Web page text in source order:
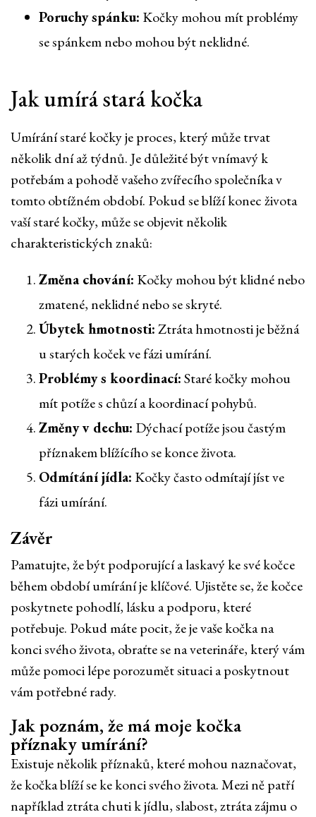
Poruchy spánku: Kočky mohou mít problémy
se spánkem nebo mohou být neklidné.
Jak umírá stará kočka
Umírání staré kočky je proces, který může trvat
několik dní až týdnů. Je důležité být vnímavý k
potřebám a pohodě vašeho zvířecího společníka v
tomto obtížném období. Pokud se blíží konec života
vaší staré kočky, může se objevit několik
charakteristických znaků:
Změna chování: Kočky mohou být klidné nebo
zmatené, neklidné nebo se skryté.
Úbytek hmotnosti:Ztráta hmotnosti je běžná
u starých koček ve fázi umírání.
Problémy s koordinací:Staré kočky mohou
mít potíže s chůzí a koordinací pohybů.
Změny v dechu: Dýchací potíže jsou častým
příznakem blížícího se konce života.
Odmítání jídla: Kočky často odmítají jíst ve
fázi umírání.
Závěr
Pamatujte, že být podporující a laskavý ke své kočce
během období umírání je klíčové. Ujistěte se, že kočce
poskytnete pohodlí, lásku a podporu, které
potřebuje. Pokud máte pocit, že je vaše kočka na
konci svého života, obraťte se na veterináře, který vám
může pomoci lépe porozumět situaci a poskytnout
vám potřebné rady.
Jak poznám, že má moje kočka
příznaky umírání?
Existuje několik příznaků, které mohou naznačovat,
že kočka blíží se ke konci svého života. Mezi ně patří
například ztráta chuti k jídlu, slabost, ztráta zájmu o